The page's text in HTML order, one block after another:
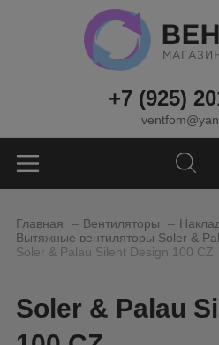
+7 (925)
Главная Вентиляторы
Вытяжные вентиляторы Soler &
Soler & Palau Silent Design 100 CZ
Soler & Palau